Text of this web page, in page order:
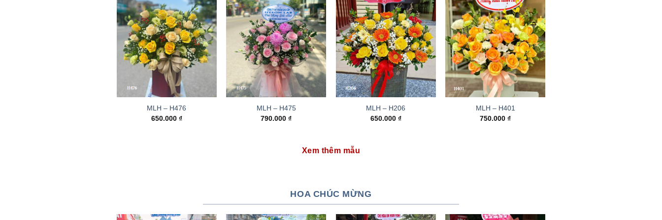
MLH – H476
650.000 ₫
MLH – H475
790.000₫
MLH – H206
650.000 ₫
MLH – H401
750.000₫
Xem thêm mẫu
HOA CHÚC MỪNG